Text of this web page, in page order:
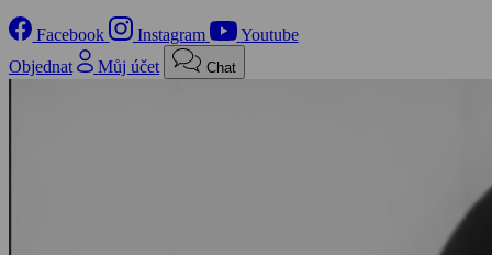
Facebook Instagram
Youtube
Objednat
Můj účet Chat